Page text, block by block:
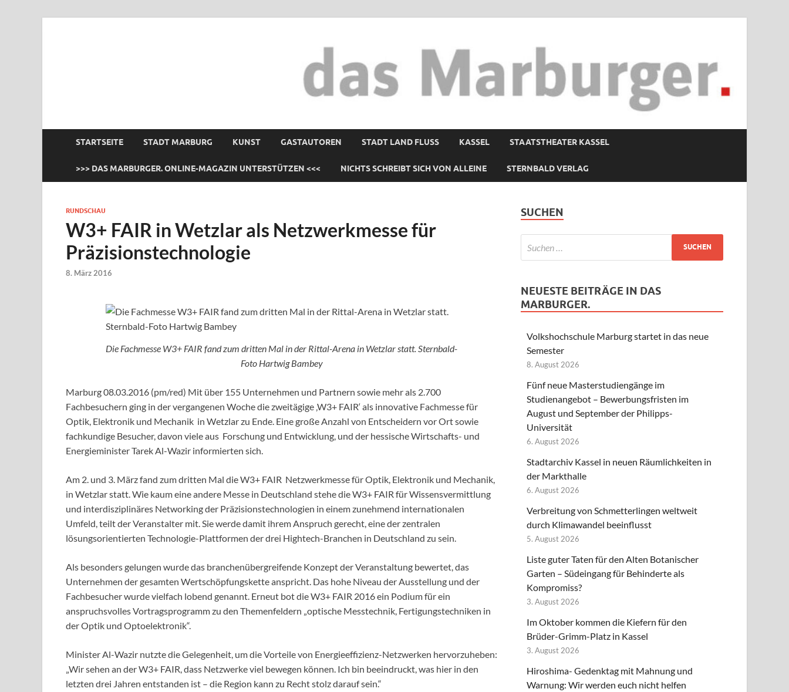
STARTSEITE STADT MARBURG KUNST GASTAUTOREN STADT LAND FLUSS KASSEL STAATSTHEATER KASSEL
>>> DAS MARBURGER. ONLINE-MAGAZIN UNTERSTÜTZEN <<< NICHTS SCHREIBT SICH VON ALLEINE STERNBALD VERLAG
RUNDSCHAU
W3+ FAIR in Wetzlar als Netzwerkmesse für
Präzisionstechnologie
8. März 2016
Die Fachmesse W3+ FAIR fand zum dritten Mal in der Rittal-Arena in Wetzlar statt. Sternbald-
Foto Hartwig Bambey
Marburg 08.03.2016 (pm/red) Mit über 155 Unternehmen und Partnern sowie mehr als 2.700
Fachbesuchern ging in der vergangenen Woche die zweitägige ‚W3+ FAIR‘ als innovative Fachmesse für
Optik, Elektronik und Mechanik in Wetzlar zu Ende. Eine große Anzahl von Entscheidern vor Ort sowie
fachkundige Besucher, davon viele aus Forschung und Entwicklung, und der hessische Wirtschafts- und
Energieminister Tarek Al-Wazir informierten sich.
Am 2. und 3. März fand zum dritten Mal die W3+ FAIR Netzwerkmesse für Optik, Elektronik und Mechanik,
in Wetzlar statt. Wie kaum eine andere Messe in Deutschland stehe die W3+ FAIR für Wissensvermittlung
und interdisziplinäres Networking der Präzisionstechnologien in einem zunehmend internationalen
Umfeld, teilt der Veranstalter mit. Sie werde damit ihrem Anspruch gerecht, eine der zentralen
lösungsorientierten Technologie-Plattformen der drei Hightech-Branchen in Deutschland zu sein.
Als besonders gelungen wurde das branchenübergreifende Konzept der Veranstaltung bewertet, das
Unternehmen der gesamten Wertschöpfungskette anspricht. Das hohe Niveau der Ausstellung und der
Fachbesucher wurde vielfach lobend genannt. Erneut bot die W3+ FAIR 2016 ein Podium für ein
anspruchsvolles Vortragsprogramm zu den Themenfeldern „optische Messtechnik, Fertigungstechniken in
der Optik und Optoelektronik“.
Minister Al-Wazir nutzte die Gelegenheit, um die Vorteile von Energieeffizienz-Netzwerken hervorzuheben:
„Wir sehen an der W3+ FAIR, dass Netzwerke viel bewegen können. Ich bin beeindruckt, was hier in den
letzten drei Jahren entstanden ist – die Region kann zu Recht stolz darauf sein.“
SUCHEN
NEUESTE BEITRÄGE IN DAS
MARBURGER.
Volkshochschule Marburg startet in das neue
Semester
8. August 2026
Fünf neue Masterstudiengänge im
Studienangebot – Bewerbungsfristen im
August und September der Philipps-
Universität
6. August 2026
Stadtarchiv Kassel in neuen Räumlichkeiten in
der Markthalle
6. August 2026
Verbreitung von Schmetterlingen weltweit
durch Klimawandel beeinflusst
5. August 2026
Liste guter Taten für den Alten Botanischer
Garten – Südeingang für Behinderte als
Kompromiss?
3. August 2026
Im Oktober kommen die Kiefern für den
Brüder-Grimm-Platz in Kassel
3. August 2026
Hiroshima- Gedenktag mit Mahnung und
Warnung: Wir werden euch nicht helfen